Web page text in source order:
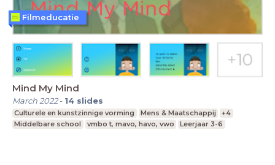
Mind My Mind
March 2022- 14 slides
Culturele en kunstzinnige vorming Mens & Maatschappij
+4
Middelbare school
vmbo t, mavo, havo, vwo Leerjaar 3-6
Filmeducatie